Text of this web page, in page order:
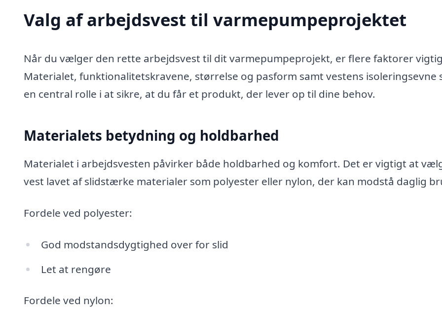
Valg af arbejdsvest til varmepumpeprojektet
Når du vælger den rette arbejdsvest til dit varmepumpeprojekt, er flere faktorer
Materialet, funktionalitetskravene, størrelse og pasform samt vestens isoleringsevne
en central rolle i at sikre, at du får et produkt, der lever op til dine behov.
Materialets betydning og holdbarhed
Materialet i arbejdsvesten påvirker både holdbarhed og komfort. Det er vigtigt at
vest lavet af slidstærke materialer som polyester eller nylon, der kan modstå daglig
Fordele ved polyester:
God modstandsdygtighed over for slid
Let at rengøre
Fordele ved nylon: